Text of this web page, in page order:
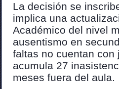
La decisión se
implica una
Académico del nivel
ausentismo en
faltas no cuentan con
acumula 27
meses fuera del aula.